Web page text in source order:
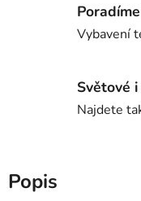
Vybavení
Světové
Najdete
Popis